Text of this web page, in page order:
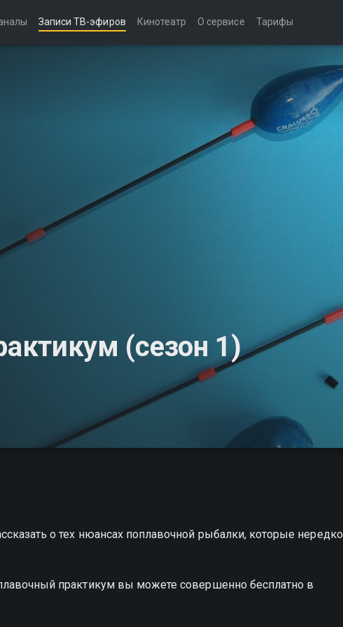
Записи ТВ-эфиров Кинотеатр О сервисе Тарифы
(сезон 1)
о тех нюансах поплавочной рыбалки, которые нередко
практикум вы можете совершенно бесплатно в